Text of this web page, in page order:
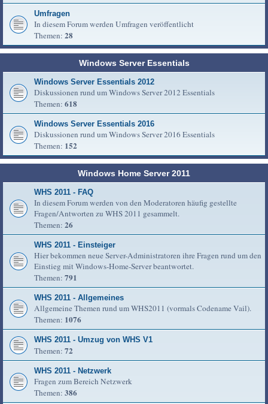
Umfragen
In diesem Forum werden Umfragen veröffentlicht
Themen: 28
Windows Server Essentials
Windows Server Essentials 2012
Diskussionen rund um Windows Server 2012 Essentials
Themen: 618
Windows Server Essentials 2016
Diskussionen rund um Windows Server 2016 Essentials
Themen: 152
Windows Home Server 2011
WHS 2011 - FAQ
In diesem Forum werden von den Moderatoren häufig gestellte
Fragen/Antworten zu WHS 2011 gesammelt.
Themen: 26
WHS 2011 - Einsteiger
Hier bekommen neue Server-Administratoren ihre Fragen rund um den
Einstieg mit Windows-Home-Server beantwortet.
Themen: 791
WHS 2011 - Allgemeines
Allgemeine Themen rund um WHS2011 (vormals Codename Vail).
Themen: 1076
WHS 2011 - Umzug von WHS V1
Themen: 72
WHS 2011 - Netzwerk
Fragen zum Bereich Netzwerk
Themen: 386